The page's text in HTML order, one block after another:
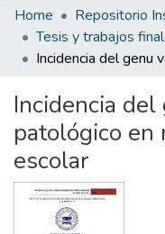
Home
Tesis y trabajos
Incidencia
patológico en
escolar